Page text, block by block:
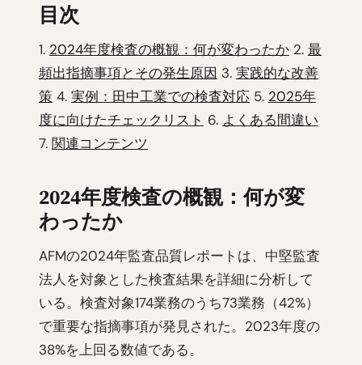
目次
1. 2024年度検査の概観：何が変わったか 2. 最
頻出指摘事項とその発生原因 3. 実践的な改善
策 4. 実例：田中工業での検査対応 5. 2025年
度に向けたチェックリスト 6. よくある間違い
7. 関連コンテンツ
2024年度検査の概観：何が変
わったか
AFMの2024年監査品質レポートは、中堅監査
法人を対象とした検査結果を詳細に分析して
いる。検査対象174業務のうち73業務（42%）
で重要な指摘事項が発見された。2023年度の
38%を上回る数値である。